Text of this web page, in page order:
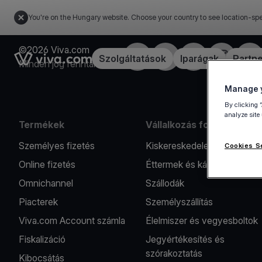
You're on the Hungary website. Choose your country to see location-
Link to the homepageSzolgáltatások Iparágak
©2026 Viva.com
Minden jog fenntartva
FacebookTwitterLinkedInInstagram
Termékek
Személyes fizetés
Online fizetés
Omnichannel
Piacterek
Viva.com Account számla
Fiskalizáció
Kibocsátás
Vállalkozás formák
Kiskereskedelem
Éttermek és kávézók
Szállodák
Személyszállítás
Élelmiszer és vegyesboltok
Jegyértékesítés és
szórakoztatás
Manage
By clicking
analyze
Cookies